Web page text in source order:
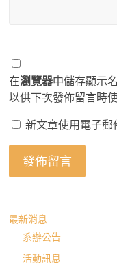
在瀏覽器中儲存顯示
以供下次發佈留言時
新文章使用電子郵
最新消息
系辦公告
活動訊息